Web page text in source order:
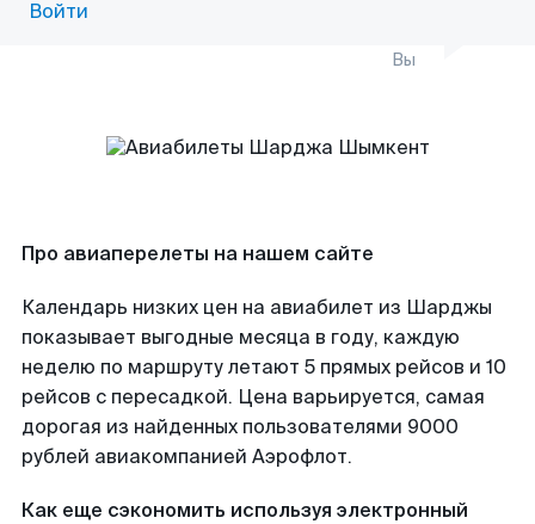
Войти
Вы
Про авиаперелеты на нашем сайте
Календарь низких цен на авиабилет из Шарджы
показывает выгодные месяца в году, каждую
неделю по маршруту летают 5 прямых рейсов и 10
рейсов с пересадкой. Цена варьируется, самая
дорогая из найденных пользователями 9000
рублей авиакомпанией Аэрофлот.
Как еще сэкономить используя электронный